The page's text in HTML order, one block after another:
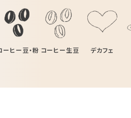
ーヒー豆・粉 コーヒー生豆 デカフェ